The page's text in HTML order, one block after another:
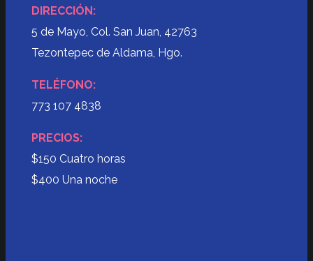
DIRECCIÓN:
5 de Mayo, Col. San Juan, 42763
Tezontepec de Aldama, Hgo.
TELÉFONO:
773 107 4838
PRECIOS:
$150 Cuatro horas
$400 Una noche